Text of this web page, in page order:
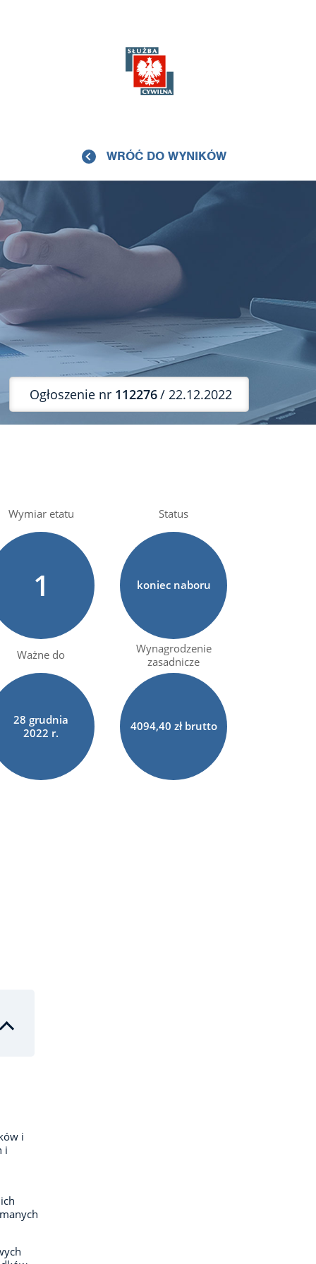
WRÓĆ DO WYNIKÓW
Ogłoszenie nr 112276/ 22.12.2022
Wymiar etatu
1
Status
koniec naboru
Ważne do
28grudnia
2022 r.
Wynagrodzenie
zasadnicze
4094,40 zł brutto
i
i